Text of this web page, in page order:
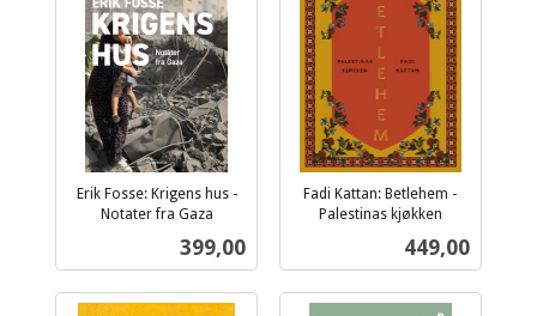
Erik Fosse: Krigens hus -
Notater fra Gaza
Pris
399,00
Fadi Kattan: Betlehem -
Palestinas kjøkken
Pris
449,00